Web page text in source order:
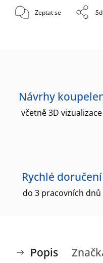
Zeptat se
Návrhy
včetně 3D vizualizace
Rychlé doručení
do 3 pracovních dnů
Popis